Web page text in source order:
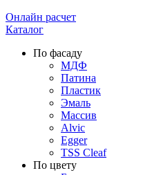
Онлайн расчет
Каталог
По фасаду
МДФ
Патина
Пластик
Эмаль
Массив
Alvic
Egger
TSS Cleaf
По цвету